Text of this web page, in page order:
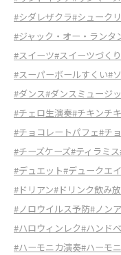
#シダレザクラ#シューク
#ジャック・オー・ランタ
#スイーツ#スイーツづくり
#スーパーボールすくい#
#ダンス#ダンスミュージ
#チェロ生演奏#チキンチ
#チョコレートパフェ#チ
#チーズケーズ#ティラミス
#デュエット#デュークエ
#ドリアン#ドリンク飲み
#ノロウイルス予防#ノン
#ハロウィンレク#ハンド
#ハーモニカ演奏#ハーモ